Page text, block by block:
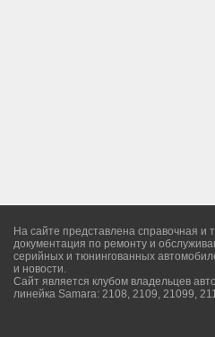
На сайте представлена справочная и
документация по ремонту и
серийных и тюнингованных
и новости.
Сайт является клубом владельцев
линейка Samara: 2108, 2109, 21099,